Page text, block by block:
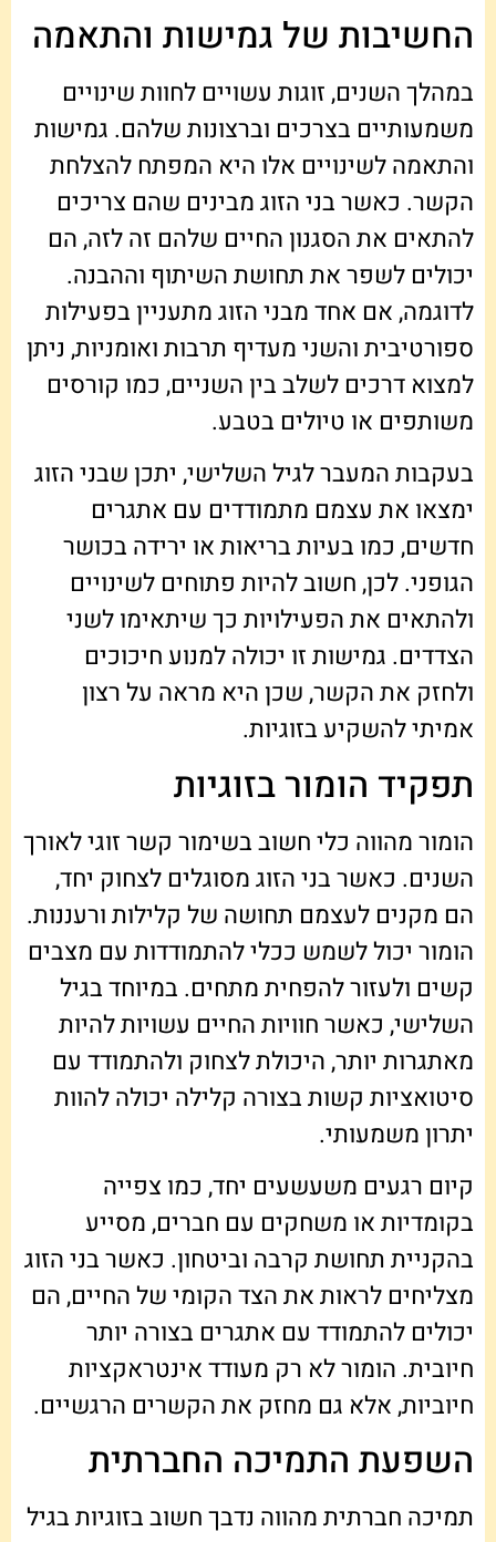
החשיבות של גמישות והתאמה
במהלך השנים, זוגות עשויים לחוות שינויים
משמעותיים בצרכים וברצונות שלהם. גמישות
והתאמה לשינויים אלו היא המפתח להצלחת
הקשר. כאשר בני הזוג מבינים שהם צריכים
להתאים את הסגנון החיים שלהם זה לזה, הם
יכולים לשפר את תחושת השיתוף וההבנה.
לדוגמה, אם אחד מבני הזוג מתעניין בפעילות
ספורטיבית והשני מעדיף תרבות ואומניות, ניתן
למצוא דרכים לשלב בין השניים, כמו קורסים
משותפים או טיולים בטבע.
בעקבות המעבר לגיל השלישי, יתכן שבני הזוג
ימצאו את עצמם מתמודדים עם אתגרים
חדשים, כמו בעיות בריאות או ירידה בכושר
הגופני. לכן, חשוב להיות פתוחים לשינויים
ולהתאים את הפעילויות כך שיתאימו לשני
הצדדים. גמישות זו יכולה למנוע חיכוכים
ולחזק את הקשר, שכן היא מראה על רצון
אמיתי להשקיע בזוגיות.
תפקיד הומור בזוגיות
הומור מהווה כלי חשוב בשימור קשר זוגי לאורך
השנים. כאשר בני הזוג מסוגלים לצחוק יחד,
הם מקנים לעצמם תחושה של קלילות ורעננות.
הומור יכול לשמש ככלי להתמודדות עם מצבים
קשים ולעזור להפחית מתחים. במיוחד בגיל
השלישי, כאשר חוויות החיים עשויות להיות
מאתגרות יותר, היכולת לצחוק ולהתמודד עם
סיטואציות קשות בצורה קלילה יכולה להוות
יתרון משמעותי.
קיום רגעים משעשעים יחד, כמו צפייה
בקומדיות או משחקים עם חברים, מסייע
בהקניית תחושת קרבה וביטחון. כאשר בני הזוג
מצליחים לראות את הצד הקומי של החיים, הם
יכולים להתמודד עם אתגרים בצורה יותר
חיובית. הומור לא רק מעודד אינטראקציות
חיוביות, אלא גם מחזק את הקשרים הרגשיים.
השפעת התמיכה החברתית
תמיכה חברתית מהווה נדבך חשוב בזוגיות בגיל